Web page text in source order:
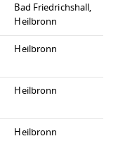
Bad Friedrichshall,
Heilbronn
Heilbronn
Heilbronn
Heilbronn